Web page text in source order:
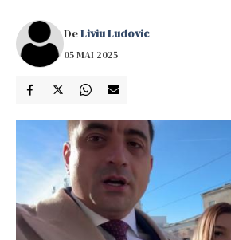
DeLiviu Ludovic
05 MAI 2025